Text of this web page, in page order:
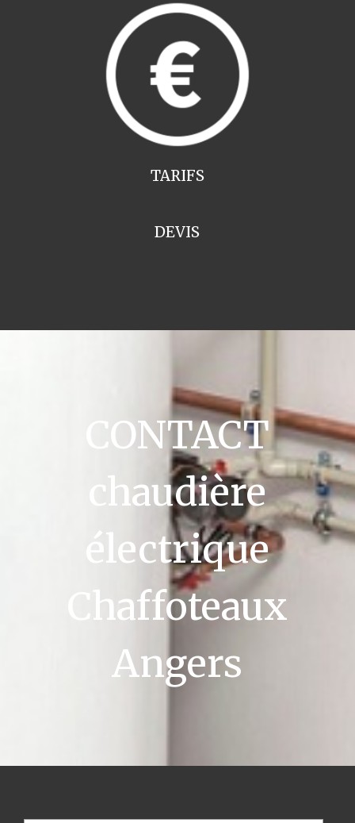
TARIFS
DEVIS
CONTACT
chaudière
électrique
Chaffoteaux
Angers